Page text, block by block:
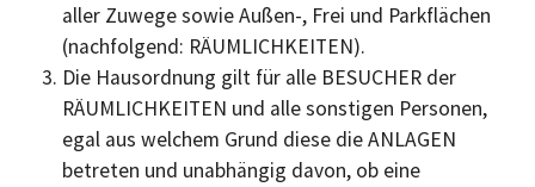
aller Zuwege sowie Außen-, Frei und Parkflächen
(nachfolgend: RÄUMLICHKEITEN).
Die Hausordnung gilt für alle BESUCHER der
RÄUMLICHKEITEN und alle sonstigen Personen,
egal aus welchem Grund diese die ANLAGEN
betreten und unabhängig davon, ob eine